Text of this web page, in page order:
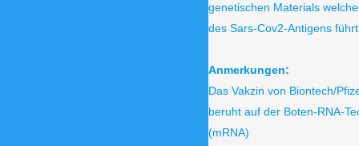
genetischen Materials
des Sars-Cov2-Antigens
Anmerkungen:
Das Vakzin von Biontech/
beruht auf der Boten-RNA-
(mRNA)